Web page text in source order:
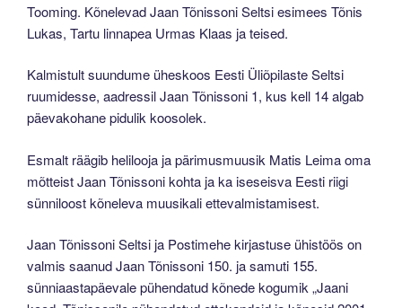
Tooming. Kõnelevad Jaan Tõnissoni Seltsi esimees Tõnis
Lukas, Tartu linnapea Urmas Klaas ja teised.
Kalmistult suundume üheskoos Eesti Üliõpilaste Seltsi
ruumidesse, aadressil Jaan Tõnissoni 1, kus kell 14 algab
päevakohane pidulik koosolek.
Esmalt räägib helilooja ja pärimusmuusik Matis Leima oma
mõtteist Jaan Tõnissoni kohta ja ka iseseisva Eesti riigi
sünniloost kõneleva muusikali ettevalmistamisest.
Jaan Tõnissoni Seltsi ja Postimehe kirjastuse ühistöös on
valmis saanud Jaan Tõnissoni 150. ja samuti 155.
sünniaastapäevale pühendatud kõnede kogumik „Jaani